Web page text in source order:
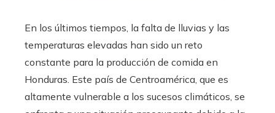
En los últimos tiempos, la falta de lluvias y las
temperaturas elevadas han sido un reto
constante para la producción de comida en
Honduras. Este país de Centroamérica, que es
altamente vulnerable a los sucesos climáticos, se